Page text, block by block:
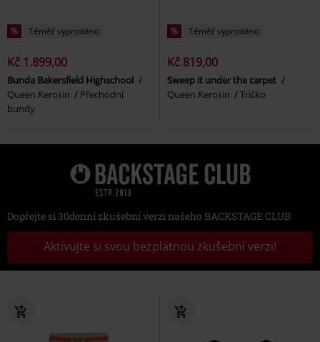
% Téměř vyprodáno
Kč 1.899,00
Bunda Bakersfield Highschool
Queen Kerosin
Přechodní
bundy
% Téměř vyprodáno
Kč 819,00
Sweep it under the carpet
Queen Kerosin
Tričko
Dopřejte si 30denní zkušební verzi našeho BACKSTAGE CLUB
Aktivujte si svou bezplatnou zkušební verzi!